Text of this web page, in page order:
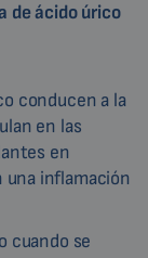
de ácido úrico
conducen a la
en las
en
inflamación
cuando se